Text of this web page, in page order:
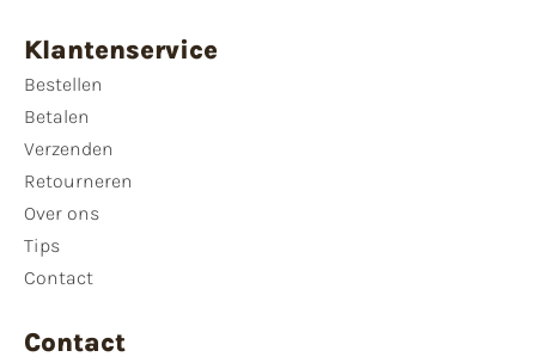
Klantenservice
Bestellen
Betalen
Verzenden
Retourneren
Over ons
Tips
Contact
Contact